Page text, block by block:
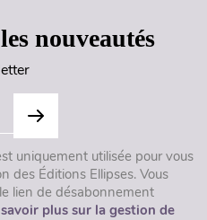
nouveautés
uniquement utilisée pour vous
des Éditions Ellipses. Vous
lien de désabonnement
plus sur la gestion de